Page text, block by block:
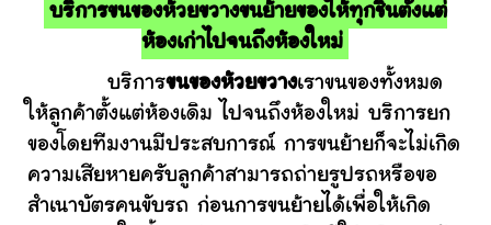
บริการขนของห้วยขวางขนย้ายของให้ทุกชิ้นตั้งแต่
ห้องเก่าไปจนถึงห้องใหม่
บริการขนของห้วยขวางเราขนของทั้งหมด
ให้ลูกค้าตั้งแต่ห้องเดิม ไปจนถึงห้องใหม่ บริการยก
ของโดยทีมงานมีประสบการณ์ การขนย้ายก็จะไม่เกิด
ความเสียหายครับลูกค้าสามารถถ่ายรูปรถหรือขอ
สำเนาบัตรคนขับรถ ก่อนการขนย้ายได้เพื่อให้เกิด